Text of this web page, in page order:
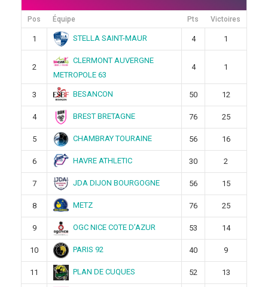
Pos Équipe Pts Victoires
1 STELLA SAINT-MAUR 4 1
2
CLERMONT AUVERGNE
METROPOLE 63
4 1
3 BESANCON 50 12
4 BREST BRETAGNE 76 25
5 CHAMBRAY TOURAINE 56 16
6 HAVRE ATHLETIC 30 2
7 JDA DIJON BOURGOGNE 56 15
8 METZ 76 25
9 OGC NICE COTE D’AZUR 53 14
10 PARIS 92 40 9
11 PLAN DE CUQUES 52 13